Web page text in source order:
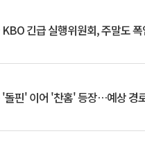
긴급 실행위원회, 주말도
'돌핀' 이어 '찬홈' 등장…예상 경